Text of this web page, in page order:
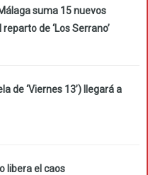
suma 15 nuevos
de ‘Los Serrano’
de ‘Viernes 13’) llegará a
libera el caos